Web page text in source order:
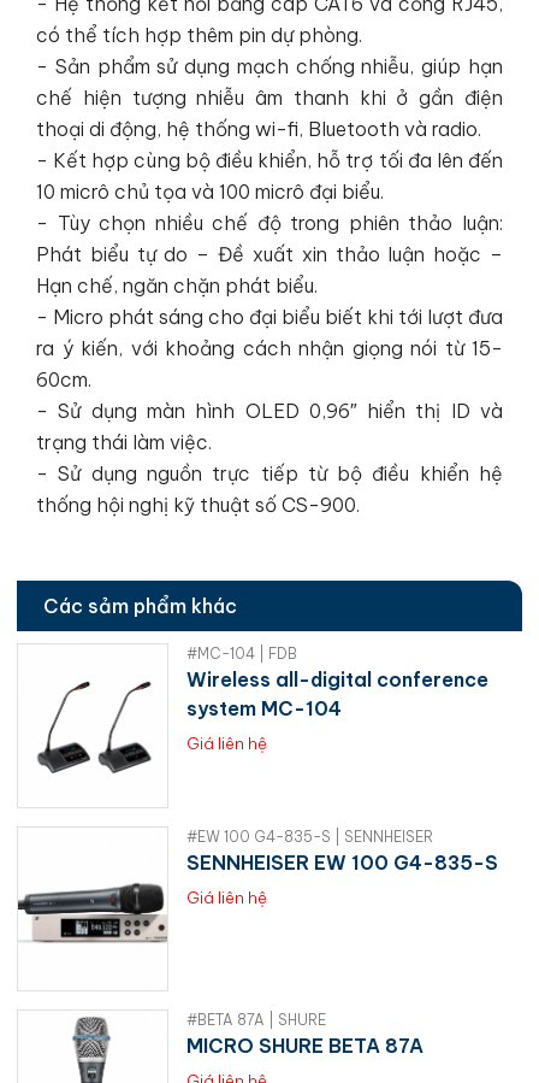
có thể tích hợp thêm pin dự phòng.
- Sản phẩm sử dụng mạch chống nhiễu, giúp hạn
chế hiện tượng nhiễu âm thanh khi ở gần điện
thoại di động, hệ thống wi-fi, Bluetooth và radio.
- Kết hợp cùng bộ điều khiển, hỗ trợ tối đa lên đến
10 micrô chủ tọa và 100 micrô đại biểu.
- Tùy chọn nhiều chế độ trong phiên thảo luận:
Phát biểu tự do – Đề xuất xin thảo luận hoặc –
Hạn chế, ngăn chặn phát biểu.
- Micro phát sáng cho đại biểu biết khi tới lượt đưa
ra ý kiến, với khoảng cách nhận giọng nói từ 15-
60cm.
- Sử dụng màn hình OLED 0,96″ hiển thị ID và
trạng thái làm việc.
- Sử dụng nguồn trực tiếp từ bộ điều khiển hệ
thống hội nghị kỹ thuật số CS-900.
Các sảm phẩm khác
#MC-104 | FDB
Wireless all-digital conference
system MC-104
Giá liên hệ
#EW 100 G4-835-S | SENNHEISER
SENNHEISER EW 100 G4-835-S
Giá liên hệ
#BETA 87A | SHURE
MICRO SHURE BETA 87A